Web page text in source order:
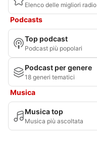
Elenco delle migliori radio
Podcasts
Top podcast
Podcast più popolari
Podcast per genere
18 generi tematici
Musica
Musica top
Musica più ascoltata